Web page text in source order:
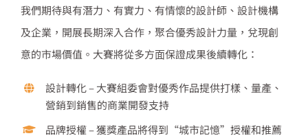
我們期待與有潛⼒、有實⼒、有情懷的設計師、設計機構
及企業，開展長期深入合作，聚合優秀設計⼒量，兌現創
意的市場價值。⼤賽將從多⽅⾯保證成果後續轉化：
設計轉化 – ⼤賽組委會對優秀作品提供打樣、量產、
營銷到銷售的商業開發⽀持
品牌授權 – 獲獎產品將得到“城市記憶”授權和推薦